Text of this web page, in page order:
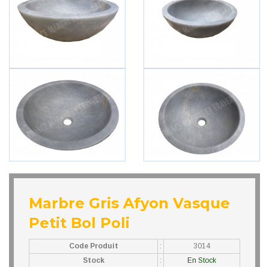
Marbre Gris Afyon Vasque
Petit Bol Poli
Code Produit :
3014
Stock
: En Stock